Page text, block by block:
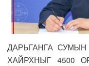
ДАРЬГАНГА
ХАЙРХНЫГ 4500